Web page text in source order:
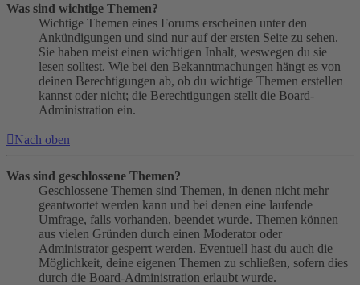
Was sind wichtige Themen?
Wichtige Themen eines Forums erscheinen unter den
Ankündigungen und sind nur auf der ersten Seite zu sehen.
Sie haben meist einen wichtigen Inhalt, weswegen du sie
lesen solltest. Wie bei den Bekanntmachungen hängt es von
deinen Berechtigungen ab, ob du wichtige Themen erstellen
kannst oder nicht; die Berechtigungen stellt die Board-
Administration ein.
Nach oben
Was sind geschlossene Themen?
Geschlossene Themen sind Themen, in denen nicht mehr
geantwortet werden kann und bei denen eine laufende
Umfrage, falls vorhanden, beendet wurde. Themen können
aus vielen Gründen durch einen Moderator oder
Administrator gesperrt werden. Eventuell hast du auch die
Möglichkeit, deine eigenen Themen zu schließen, sofern dies
durch die Board-Administration erlaubt wurde.